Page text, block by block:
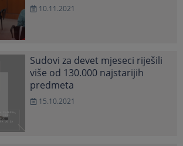
10.11.2021
Sudovi za devet mjeseci riješili
više od 130.000 najstarijih
predmeta
15.10.2021